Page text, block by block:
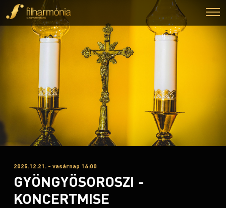
2025.12.21. - vasárnap 16:00
GYÖNGYÖSOROSZI -
KONCERTMISE